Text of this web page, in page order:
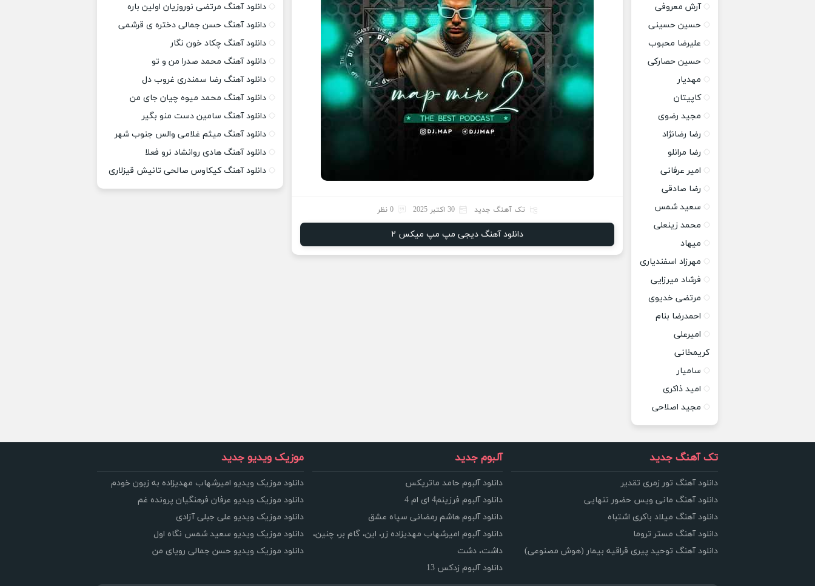
تک آهنگ جدید 30 اکتبر 2025 0 نظر
دانلود آهنگ دیجی مپ مپ میکس ۲
آرش معروفی
حسین حسینی
علیرضا محبوب
حسین حصارکی
مهدیار
کاپیتان
مجید رضوی
رضا رضانژاد
رضا مرانلو
امیر عرفانی
رضا صادقی
سعید شمس
محمد زینعلی
میهاد
مهرزاد اسفندیاری
فرشاد میرزایی
مرتضی خدیوی
احمدرضا بنام
امیرعلی
کریمخانی
سامیار
امید ذاکری
مجید اصلاحی
دانلود آهنگ مرتضی نوروزیان اولین باره
دانلود آهنگ حسن جمالی دختره ی قرشمی
دانلود آهنگ چکاد خون نگار
دانلود آهنگ محمد صدرا من و تو
دانلود آهنگ رضا سمندری غروب دل
دانلود آهنگ محمد میوه چیان جای من
دانلود آهنگ سامین دست منو بگیر
دانلود آهنگ میثم غلامی والس جنوب شهر
دانلود آهنگ هادی روانشاد نرو فعلا
دانلود آهنگ کیکاوس صالحی تانیش قیزلاری
تک آهنگ جدید
دانلود آهنگ تور زمری تقدیر
دانلود آهنگ مانی ویس حضور تنهایی
دانلود آهنگ میلاد باکری اشتباه
دانلود آهنگ مستر تروما
دانلود آهنگ توحید پیری قراقیه بیمار (هوش مصنوعی)
آلبوم جدید
دانلود آلبوم حامد ماتریکس
دانلود آلبوم فرزینم4 ای ام 4
دانلود آلبوم هاشم رمضانی سپاه عشق
دانلود آلبوم امیرشهاب مهدیزاده زر، این، گام بر، چنین،
داشت، دشت
دانلود آلبوم زدکس 13
موزیک ویدیو جدید
دانلود موزیک ویدیو امیرشهاب مهدیزاده به زبون خودم
دانلود موزیک ویدیو عرفان فرهنگیان پرونده غم
دانلود موزیک ویدیو علی جبلی آزادی
دانلود موزیک ویدیو سعید شمس نگاه اول
دانلود موزیک ویدیو حسن جمالی رویای من